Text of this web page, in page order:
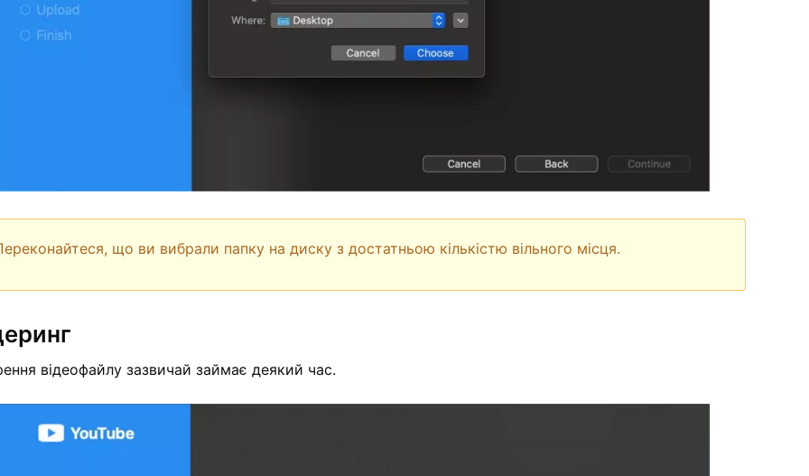
що ви вибрали папку на диску з достатньою кількістю вільного місця.
відеофайлу зазвичай займає деякий час.